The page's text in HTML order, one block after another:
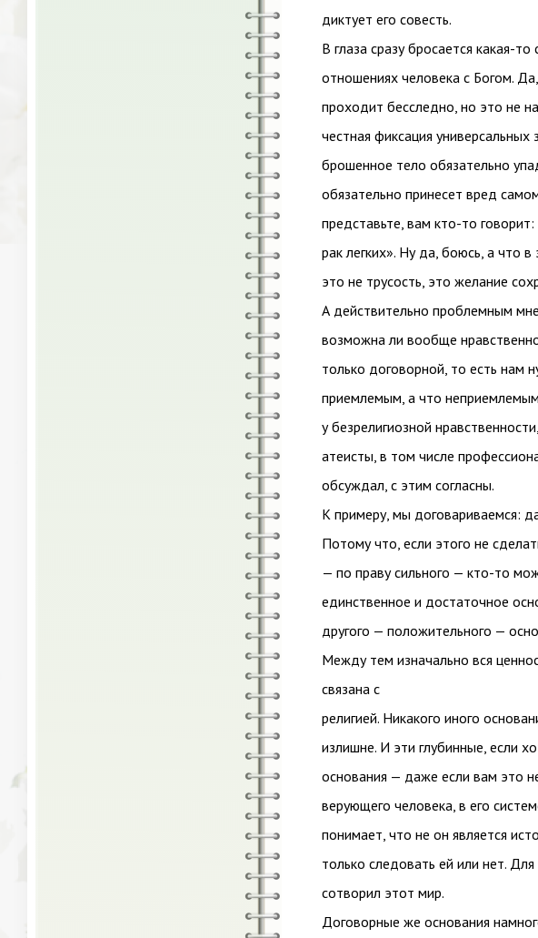
диктует его совесть.
В глаза сразу бросается какая-
отношениях человека с Богом.
проходит бесследно, но это не
честная фиксация
брошенное тело обязательно
обязательно принесет вред
представьте, вам кто-то
рак легких». Ну да, боюсь, а что
это не трусость, это желание
А действительно проблемным
возможна ли вообще
только договорной, то есть нам
приемлемым, а что
у безрелигиозной
атеисты, в том числе
обсуждал, с этим согласны.
К примеру, мы договариваемся:
Потому что, если этого не
— по праву сильного — кто-то
единственное и достаточное
другого — положительного —
Между тем изначально вся
связана с
религией. Никакого иного
излишне. И эти глубинные, если
основания — даже если вам это
верующего человека, в его
понимает, что не он является
только следовать ей или нет.
сотворил этот мир.
Договорные же основания